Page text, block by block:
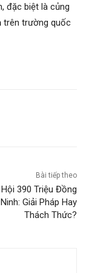
đặc biệt là củng
trên trường quốc
Bài tiếp theo
390 Triệu Đồng
Giải Pháp Hay
Thách Thức?